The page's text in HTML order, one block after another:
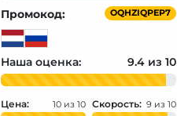
Промокод: OQHZIQPEP7
Наша оценка: 9.4
Цена: 10 Скорость: 9